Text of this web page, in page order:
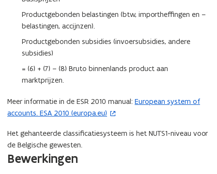
Productgebonden belastingen (btw, importheffingen en –
belastingen, accijnzen).
Productgebonden subsidies (invoersubsidies, andere
subsidies)
= (6) + (7) – (8) Bruto binnenlands product aan
marktprijzen.
Meer informatie in de ESR 2010 manual: European system of
accounts. ESA 2010 (europa.eu)
(
e
Het gehanteerde classificatiesysteem is het NUTS1-niveau voor
de Belgische gewesten.
Bewerkingen